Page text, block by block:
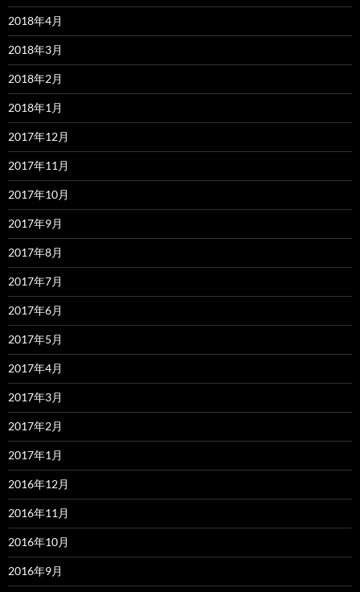
2018年4月
2018年3月
2018年2月
2018年1月
2017年12月
2017年11月
2017年10月
2017年9月
2017年8月
2017年7月
2017年6月
2017年5月
2017年4月
2017年3月
2017年2月
2017年1月
2016年12月
2016年11月
2016年10月
2016年9月